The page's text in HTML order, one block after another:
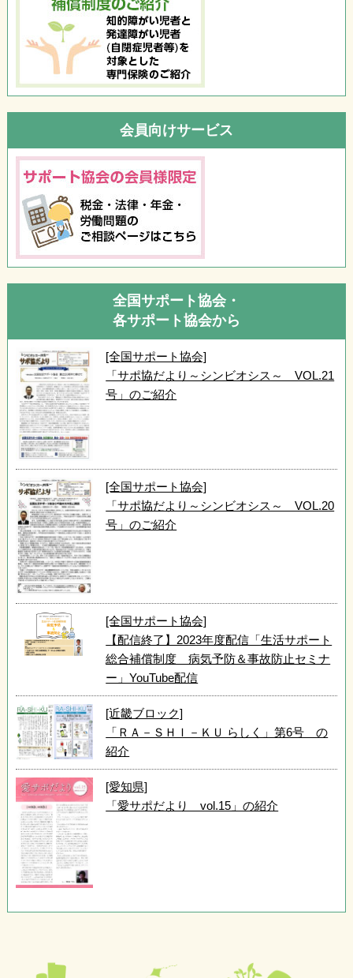
会員向けサービス
全国サポート協会・
各サポート協会から
[全国サポート協会]
「サポ協だより～シンビオシス～ VOL.21
号」のご紹介
[全国サポート協会]
「サポ協だより～シンビオシス～ VOL.20
号」のご紹介
[全国サポート協会]
【配信終了】2023年度配信「生活サポート
総合補償制度 病気予防＆事故防止セミナ
ー」YouTube配信
[近畿ブロック]
「ＲＡ－ＳＨＩ－ＫＵ らしく」第6号 の
紹介
[愛知県]
「愛サポだより vol.15」の紹介